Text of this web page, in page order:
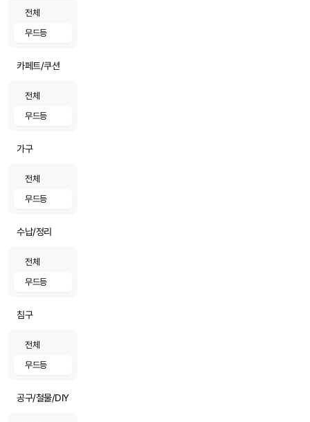
전체
무드등
카페트/쿠션
전체
무드등
가구
전체
무드등
수납/정리
전체
무드등
침구
전체
무드등
공구/철물/DIY